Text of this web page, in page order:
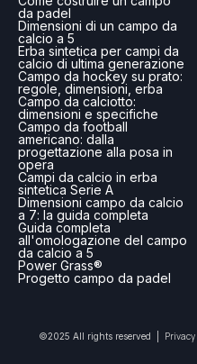
da padel
Dimensioni di un campo da
calcio a 5
Erba sintetica per campi da
calcio di ultima generazione
Campo da hockey su prato:
regole, dimensioni, erba
Campo da calciotto:
dimensioni e specifiche
Campo da football
americano: dalla
progettazione alla posa in
opera
Campi da calcio in erba
sintetica Serie A
Dimensioni campo da calcio
a 7: la guida completa
Guida completa
all'omologazione del campo
da calcio a 5
Power Grass®
Progetto campo da padel
©2025 All rights reserved | Privacy